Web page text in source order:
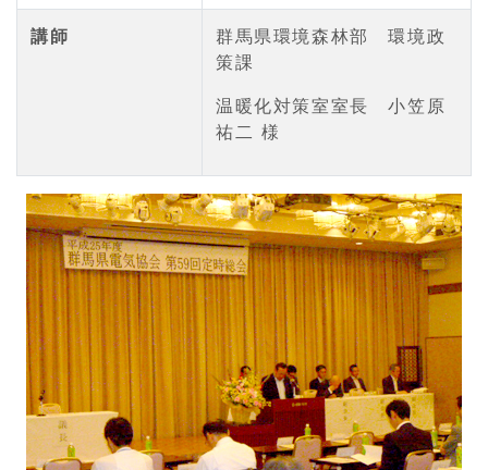
講師
群馬県環境森林部 環境政
策課
温暖化対策室室長 小笠原
祐二 様